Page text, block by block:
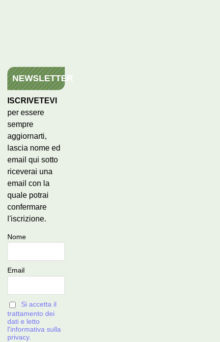
NEWSLETTER
ISCRIVETEVI
per essere
sempre
aggiornarti,
lascia nome ed
email qui sotto
riceverai una
email con la
quale potrai
confermare
l'iscrizione.
Nome
Email
Si accetta il
trattamento dei
dati e letto
l'informativa sulla
privacy.